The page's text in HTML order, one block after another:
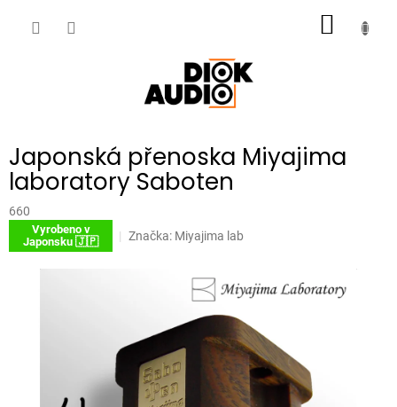
Japonská přenoska Miyajima
laboratory Saboten
660
Vyrobeno v
Japonsku 🇯🇵
Značka: Miyajima lab